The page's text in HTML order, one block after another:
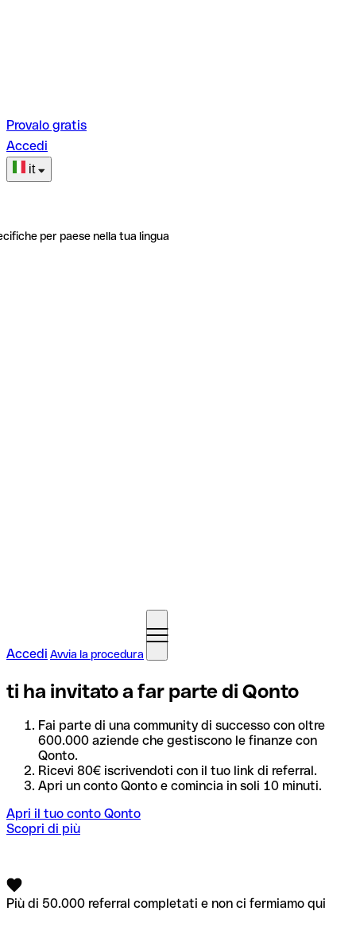
Provalo gratis
Accedi
it
per paese nella tua lingua
Accedi Avvia la procedura
ti ha invitato a far parte di Qonto
Fai parte di una community di successo con oltre
600.000 aziende che gestiscono le finanze con
Qonto.
Ricevi 80€ iscrivendoti con il tuo link di referral.
Apri un conto Qonto e comincia in soli 10 minuti.
Apri il tuo conto Qonto
Scopri di più
Più di 50.000 referral completati e non ci fermiamo qui